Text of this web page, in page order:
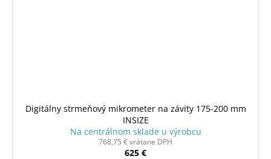
Digitálny strmeňový mikrometer na závity 175-200 mm
INSIZE
Na centrálnom sklade u výrobcu
768,75 € vrátane DPH
625 €